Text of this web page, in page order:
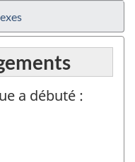
a débuté :